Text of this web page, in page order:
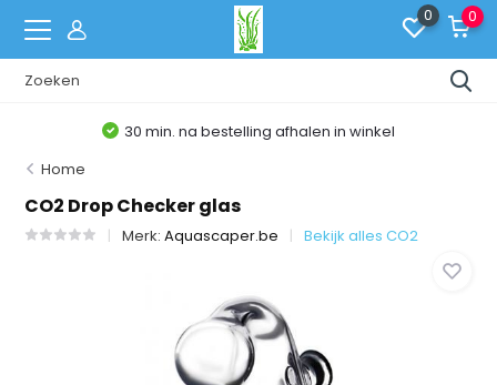
0 0
30 min. na bestelling afhalen in winkel
Home
CO2 Drop Checker glas
Merk:Aquascaper.be Bekijk alles CO2